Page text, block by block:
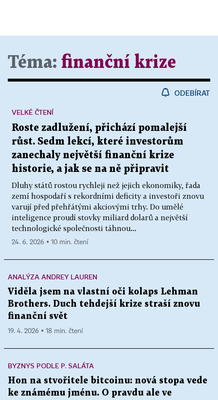
Téma: finanční krize
ODEBÍRAT
Roste zadlužení, přichází pomalejší
růst. Sedm lekcí, které investorům
zanechaly největší finanční krize
historie, a jak se na ně připravit
Dluhy států rostou rychleji než jejich ekonomiky, řada
zemí hospodaří s rekordními deficity a investoři znovu
varují před přehřátými akciovými trhy. Do umělé
inteligence proudí stovky miliard dolarů a největší
technologické společnosti táhnou...
VELKÉ ČTENÍ
24. 6. 2026 ▪ 10 min. čtení
ANALÝZA ANDREY LAUREN
Viděla jsem na vlastní oči kolaps Lehman
Brothers. Duch tehdejší krize straší znovu
finanční svět
19. 4. 2026 ▪ 18 min. čtení
BYZNYS PODLE P. SALÁTA
Hon na stvořitele bitcoinu: nová stopa vede
ke známému jménu. O pravdu ale ve